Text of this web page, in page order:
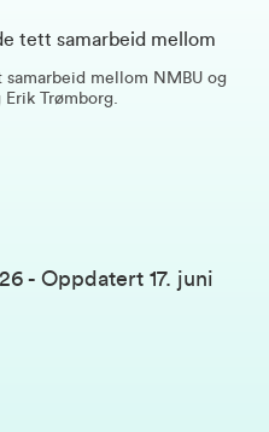
mellom NMBU og
Trømborg.
- Oppdatert 17. juni